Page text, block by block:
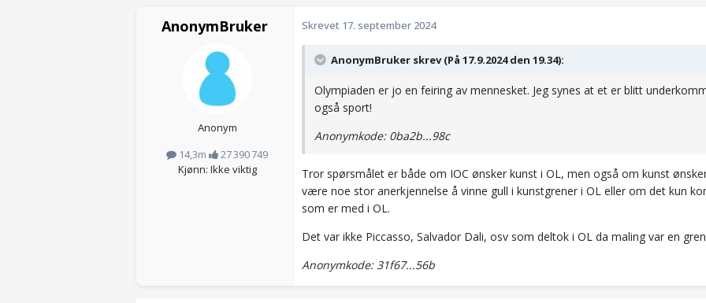
AnonymBruker
Anonym
14,3m
27 390 749
Kjønn: Ikke viktig
Skrevet 17. september 2024
AnonymBruker skrev (På 17.9.2024 den 19.34):
Olympiaden er jo en feiring av mennesket. Jeg synes at et er blitt
også sport!
Anonymkode: 0ba2b...98c
Tror spørsmålet er både om IOC ønsker kunst i OL, men også om kunst
være noe stor anerkjennelse å vinne gull i kunstgrener i OL eller om det kun
som er med i OL.
Det var ikke Piccasso, Salvador Dali, osv som deltok i OL da maling var en
Anonymkode: 31f67...56b